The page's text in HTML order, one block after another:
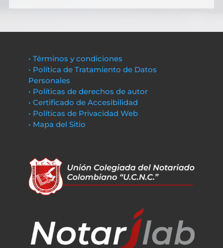
• Términos y condiciones
• Política de Tratamiento de Datos
Personales
• Políticas de derechos de autor
• Certificado de Accesibilidad
• Políticas de Privacidad Web
• Mapa del Sitio